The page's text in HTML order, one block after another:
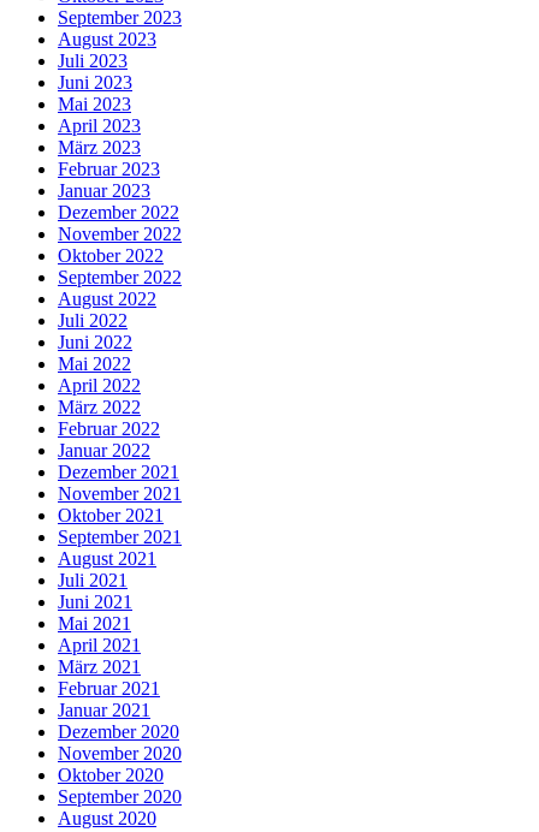
September 2023
August 2023
Juli 2023
Juni 2023
Mai 2023
April 2023
März 2023
Februar 2023
Januar 2023
Dezember 2022
November 2022
Oktober 2022
September 2022
August 2022
Juli 2022
Juni 2022
Mai 2022
April 2022
März 2022
Februar 2022
Januar 2022
Dezember 2021
November 2021
Oktober 2021
September 2021
August 2021
Juli 2021
Juni 2021
Mai 2021
April 2021
März 2021
Februar 2021
Januar 2021
Dezember 2020
November 2020
Oktober 2020
September 2020
August 2020